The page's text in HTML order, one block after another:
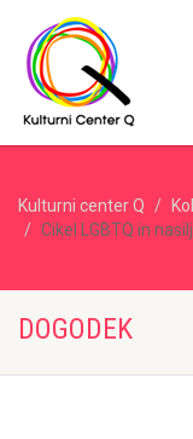
Kulturni center Q
Cikel LGBTQ in
DOGODEK